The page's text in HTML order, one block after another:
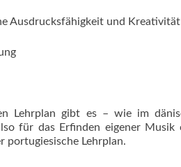
Ausdrucksfähigkeit und Kreativität
Lehrplan gibt es – wie im
für das Erfinden eigener
portugiesische Lehrplan.